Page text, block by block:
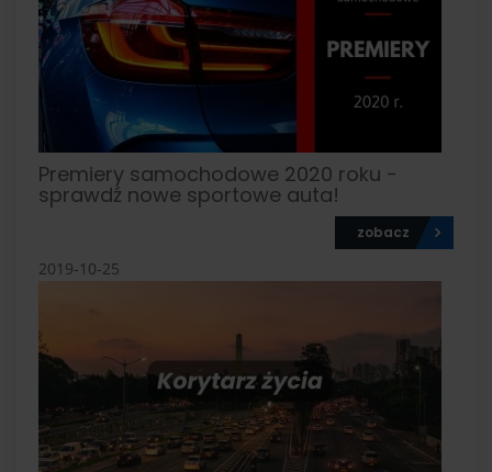
Premiery samochodowe 2020 roku -
sprawdź nowe sportowe auta!
zobacz
2019-10-25